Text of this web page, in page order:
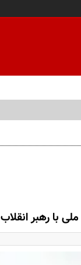
با رهبر انقلاب